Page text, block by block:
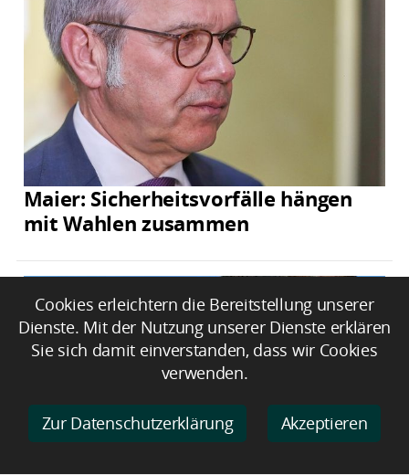
Maier: Sicherheitsvorfälle hängen
mit Wahlen zusammen
Cookies erleichtern die Bereitstellung unserer
Dienste. Mit der Nutzung unserer Dienste erklären
Sie sich damit einverstanden, dass wir Cookies
verwenden.
Zur Datenschutzerklärung Akzeptieren